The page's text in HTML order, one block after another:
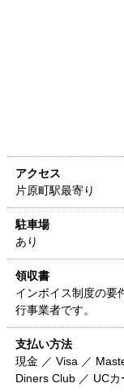
アクセス
片原町駅最寄り
駐車場
あり
領収書
インボイス制度の要
行事業者です。
支払い方法
現金 ／ Visa ／
Diners Club ／ UCカ